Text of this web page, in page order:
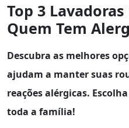
Top 3
Quem Tem
Descubra as melhores
ajudam a manter suas
reações alérgicas.
toda a família!